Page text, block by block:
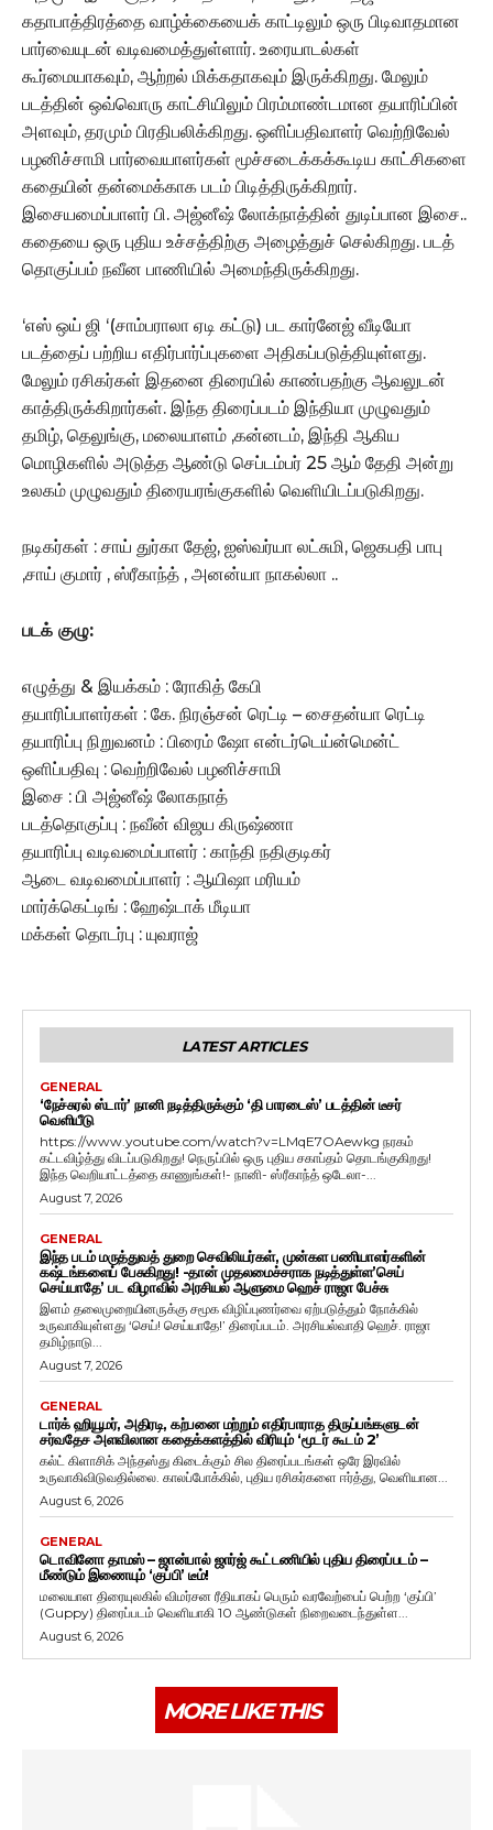
கதாபாத்திரத்தை வாழ்க்கையைக் காட்டிலும் ஒரு பிடிவாதமான
பார்வையுடன் வடிவமைத்துள்ளார். உரையாடல்கள்
கூர்மையாகவும், ஆற்றல் மிக்கதாகவும் இருக்கிறது. மேலும்
படத்தின் ஒவ்வொரு காட்சியிலும் பிரம்மாண்டமான தயாரிப்பின்
அளவும், தரமும் பிரதிபலிக்கிறது. ஒளிப்பதிவாளர் வெற்றிவேல்
பழனிச்சாமி பார்வையாளர்கள் மூச்சடைக்கக்கூடிய காட்சிகளை
கதையின் தன்மைக்காக படம் பிடித்திருக்கிறார்.
இசையமைப்பாளர் பி. அஜ்னீஷ் லோக்நாத்தின் துடிப்பான இசை..
கதையை ஒரு புதிய உச்சத்திற்கு அழைத்துச் செல்கிறது. படத்
தொகுப்பம் நவீன பாணியில் அமைந்திருக்கிறது.
‘எஸ் ஒய் ஜி ‘(சாம்பராலா ஏடி கட்டு) பட கார்னேஜ் வீடியோ
படத்தைப் பற்றிய எதிர்பார்ப்புகளை அதிகப்படுத்தியுள்ளது.
மேலும் ரசிகர்கள் இதனை திரையில் காண்பதற்கு ஆவலுடன்
காத்திருக்கிறார்கள். இந்த திரைப்படம் இந்தியா முழுவதும்
தமிழ், தெலுங்கு, மலையாளம் ,கன்னடம், இந்தி ஆகிய
மொழிகளில் அடுத்த ஆண்டு செப்டம்பர் 25 ஆம் தேதி அன்று
உலகம் முழுவதும் திரையரங்குகளில் வெளியிடப்படுகிறது.
நடிகர்கள் : சாய் துர்கா தேஜ், ஐஸ்வர்யா லட்சுமி, ஜெகபதி பாபு
,சாய் குமார் , ஸ்ரீகாந்த் , அனன்யா நாகல்லா ..
படக் குழு:
எழுத்து & இயக்கம் : ரோகித் கேபி
தயாரிப்பாளர்கள் : கே. நிரஞ்சன் ரெட்டி – சைதன்யா ரெட்டி
தயாரிப்பு நிறுவனம் : பிரைம் ஷோ என்டர்டெய்ன்மென்ட்
ஒளிப்பதிவு : வெற்றிவேல் பழனிச்சாமி
இசை : பி அஜ்னீஷ் லோகநாத்
படத்தொகுப்பு : நவீன் விஜய கிருஷ்ணா
தயாரிப்பு வடிவமைப்பாளர் : காந்தி நதிகுடிகர்
ஆடை வடிவமைப்பாளர் : ஆயிஷா மரியம்
மார்க்கெட்டிங் : ஹேஷ்டாக் மீடியா
மக்கள் தொடர்பு : யுவராஜ்
LATEST ARTICLES
GENERAL
‘நேச்சுரல் ஸ்டார்’ நானி நடித்திருக்கும் ‘தி பாரடைஸ்’ படத்தின் டீசர்
வெளியீடு
https://www.youtube.com/watch?v=LMqE7OAewkg நரகம்
கட்டவிழ்த்து விடப்படுகிறது! நெருப்பில் ஒரு புதிய சகாப்தம் தொடங்குகிறது!
இந்த வெறியாட்டத்தை காணுங்கள்!- நானி- ஸ்ரீகாந்த் ஒடேலா-...
August 7, 2026
GENERAL
இந்த படம் மருத்துவத் துறை செவிலியர்கள், முன்கள பணியாளர்களின்
கஷ்டங்களைப் பேசுகிறது! -தான் முதலமைச்சராக நடித்துள்ள’செய்
செய்யாதே’ பட விழாவில் அரசியல் ஆளுமை ஹெச் ராஜா பேச்சு
இளம் தலைமுறையினருக்கு சமூக விழிப்புணர்வை ஏற்படுத்தும் நோக்கில்
உருவாகியுள்ளது ‘செய்! செய்யாதே!’ திரைப்படம். அரசியல்வாதி ஹெச். ராஜா
தமிழ்நாடு...
August 7, 2026
GENERAL
டார்க் ஹியூமர், அதிரடி, கற்பனை மற்றும் எதிர்பாராத திருப்பங்களுடன்
சர்வதேச அளவிலான கதைக்களத்தில் விரியும் ‘மூடர் கூடம் 2’
கல்ட் கிளாசிக் அந்தஸ்து கிடைக்கும் சில திரைப்படங்கள் ஒரே இரவில்
உருவாகிவிடுவதில்லை. காலப்போக்கில், புதிய ரசிகர்களை ஈர்த்து, வெளியான...
August 6, 2026
GENERAL
டொவினோ தாமஸ் – ஜான்பால் ஜார்ஜ் கூட்டணியில் புதிய திரைப்படம் –
மீண்டும் இணையும் ‘குப்பி’ டீம்!
மலையாள திரையுலகில் விமர்சன ரீதியாகப் பெரும் வரவேற்பைப் பெற்ற ‘குப்பி’
(Guppy) திரைப்படம் வெளியாகி 10 ஆண்டுகள் நிறைவடைந்துள்ள...
August 6, 2026
MORE LIKE THIS